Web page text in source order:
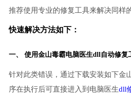
推荐使用专业的修复工具来解决同样
快速解决方法如下：
一、 使用金山毒霸电脑医生dll自动修复
针对此类错误，通过下载安装如下金
序在执行后可直接进入到电脑医生dll